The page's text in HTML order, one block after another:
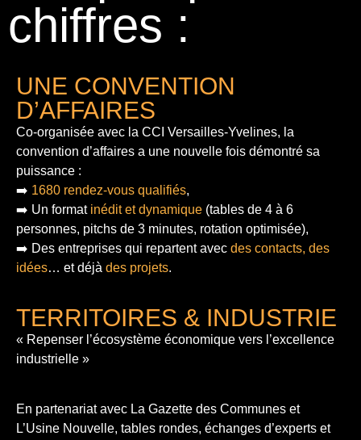
chiffres :
UNE CONVENTION
D’AFFAIRES
Co-organisée avec la CCI Versailles-Yvelines, la
convention d’affaires a une nouvelle fois démontré sa
puissance :
➡️ 1680 rendez-vous qualifiés,
➡️ Un format inédit et dynamique (tables de 4 à 6
personnes, pitchs de 3 minutes, rotation optimisée),
➡️ Des entreprises qui repartent avec des contacts, des
idées… et déjà des projets.
TERRITOIRES & INDUSTRIE
« Repenser l’écosystème économique vers l’excellence
industrielle »
En partenariat avec La Gazette des Communes et
L’Usine Nouvelle, tables rondes, échanges d’experts et